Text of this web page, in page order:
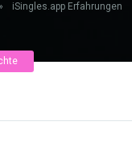
» iSingles.app Erfahrungen